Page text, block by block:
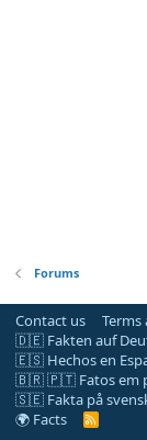
Forums
Contact us Terms
🇩🇪 Fakten auf
🇪🇸 Hechos en
🇧🇷 🇵🇹 Fatos em
🇸🇪 Fakta på
🌍 Facts
R